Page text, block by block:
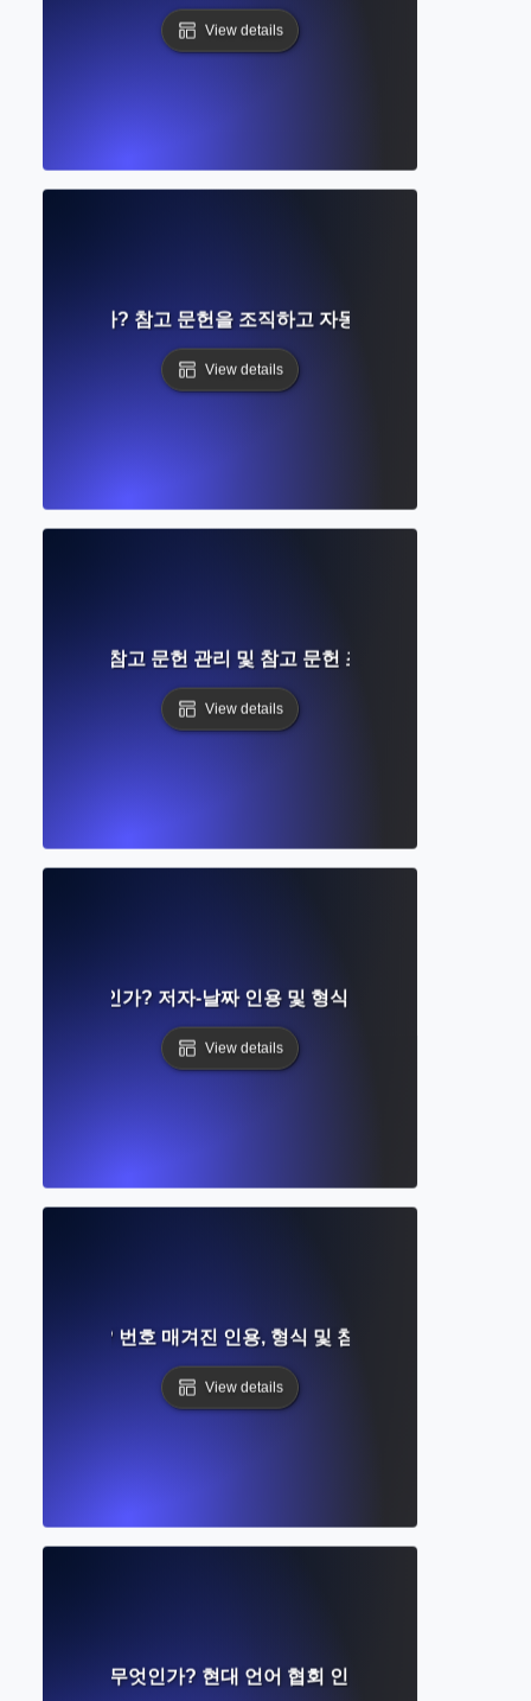
View details
란 무엇인가? 참고 문헌을 조직하고 자동화하는 도구 및 기법
View details
엇인가요? 참고 문헌 관리 및 참고 문헌 조직에 대한 완벽한
View details
이란 무엇인가? 저자-날짜 인용 및 형식 규칙에 대한 전체 가
View details
무엇인가? 번호 매겨진 인용, 형식 및 참고 문헌 목록에 대한
View details
스타일이란 무엇인가? 현대 언어 협회 인용 및 형식 가이드